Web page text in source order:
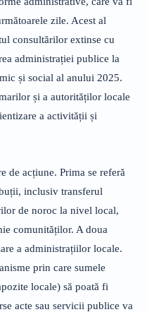
zile. Acest al
consultărilor extinse cu
administrației publice la
și social al anului 2025.
și a autorităților locale
a activității și
de acțiune. Prima se referă
inclusiv transferul
de noroc la nivel local,
comunităților. A doua
a administrațiilor locale.
prin care sumele
locale) să poată fi
acte sau servicii publice va